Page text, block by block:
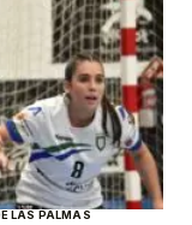
LAS PALMAS